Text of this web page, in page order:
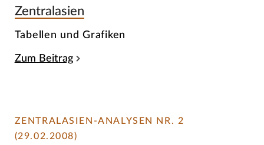
Zentralasien
Tabellen und Grafiken
Zum Beitrag
ZENTRALASIEN-ANALYSEN NR. 2
(29.02.2008)